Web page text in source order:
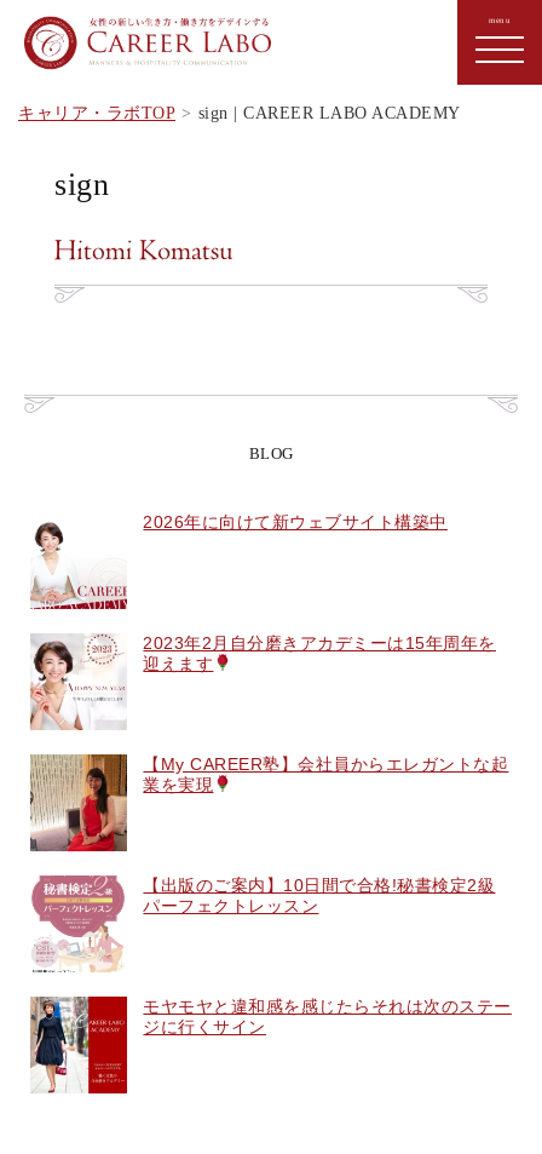
キャリア・ラボTOP sign | CAREER LABO ACADEMY
sign
BLOG
2026年に向けて新ウェブサイト構築中
2023年2月自分磨きアカデミーは15年周年を
迎えます
【My CAREER塾】会社員からエレガントな起
業を実現
【出版のご案内】10日間で合格!秘書検定2級
パーフェクトレッスン
モヤモヤと違和感を感じたらそれは次のステー
ジに行くサイン